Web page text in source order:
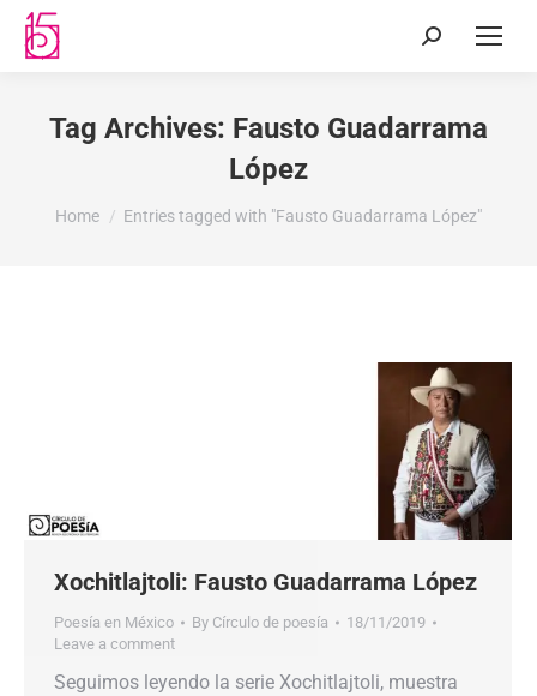
Tag Archives: Fausto Guadarrama
López
You are here:
Home Entries tagged with "Fausto Guadarrama López"
Xochitlajtoli: Fausto Guadarrama López
Poesía en México By Círculo de poesía
18/11/2019
Leave a comment
Seguimos leyendo la serie Xochitlajtoli, muestra